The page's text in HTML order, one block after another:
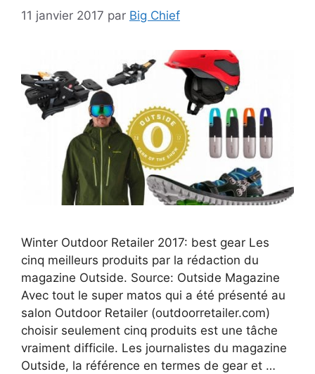
11 janvier 2017 par Big Chief
Winter Outdoor Retailer 2017: best gear Les
cinq meilleurs produits par la rédaction du
magazine Outside. Source: Outside Magazine
Avec tout le super matos qui a été présenté au
salon Outdoor Retailer (outdoorretailer.com)
choisir seulement cinq produits est une tâche
vraiment difficile. Les journalistes du magazine
Outside, la référence en termes de gear et …